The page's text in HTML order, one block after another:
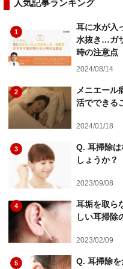
人気記事ランキング
1
耳に水が入
水抜き…ガ
時の注意点
2024/08/14
2
メニエール
活でできる
2024/01/18
3
Q. 耳掃除
しょうか？
2023/09/08
4
耳垢を取ら
しい耳掃除
2023/02/09
5 Q. 耳掃除